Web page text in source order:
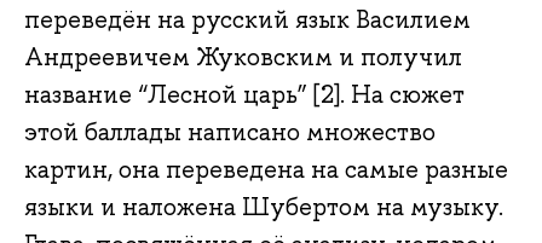
переведён на русский язык Василием
Андреевичем Жуковским и получил
название “Лесной царь” [2]. На сюжет
этой баллады написано множество
картин, она переведена на самые разные
языки и наложена Шубертом на музыку.